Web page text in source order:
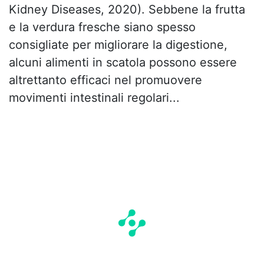
Kidney Diseases, 2020). Sebbene la frutta
e la verdura fresche siano spesso
consigliate per migliorare la digestione,
alcuni alimenti in scatola possono essere
altrettanto efficaci nel promuovere
movimenti intestinali regolari...